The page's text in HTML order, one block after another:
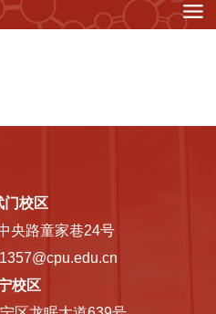
门校区
央路童家巷24号
校区